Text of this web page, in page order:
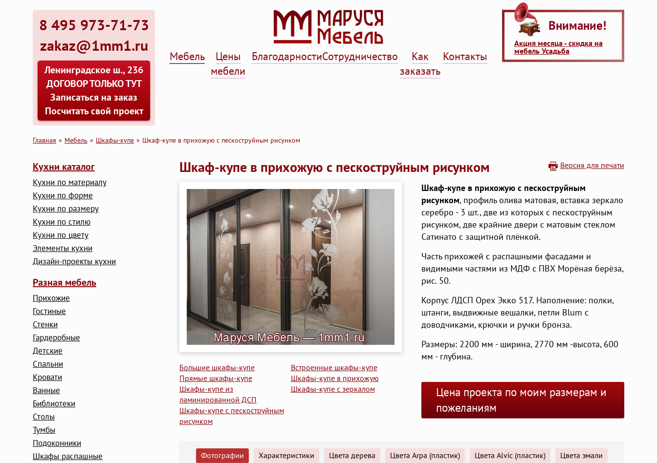
8 495 973-71-73
zakaz@1mm1.ru
Ленинградское ш., 236
ДОГОВОР ТОЛЬКО ТУТ
Записаться на заказ
Посчитать свой проект
Мебель
Цены
мебели
БлагодарностиСотрудничество
Как
заказать
Контакты
Внимание!
Акция месяца - скидка на
мебель Усадьба
Главная Мебель Шкафы-купе Шкаф-купе в прихожую с пескоструйным рисунком
Кухни каталог
Кухни по материалу
Кухни по форме
Кухни по размеру
Кухни по стилю
Кухни по цвету
Элементы кухни
Дизайн-проекты кухни
Разная мебель
Прихожие
Гостиные
Стенки
Гардеробные
Детские
Cпальни
Кровати
Ванные
Библиотеки
Столы
Тумбы
Подоконники
Шкафы распашные
Версия для печати
Шкаф-купе в прихожую с пескоструйным рисунком
Большие шкафы-купе
Встроенные шкафы-купе
Прямые шкафы-купе
Шкафы-купе в прихожую
Шкафы-купе из
ламинированной ДСП
Шкафы-купе с зеркалом
Шкафы-купе с пескоструйным
рисунком
Шкаф-купе в прихожую с пескоструйным
рисунком, профиль олива матовая, вставка зеркало
серебро - 3 шт., две из которых с пескоструйным
рисунком, две крайние двери с матовым стеклом
Сатинато с защитной плёнкой.
Часть прихожей с распашными фасадами и
видимыми частями из МДФ с ПВХ Морёная берёза,
рис. 50.
Корпус ЛДСП Орех Экко 517. Наполнение: полки,
штанги, выдвижные вешалки, петли Blum с
доводчиками, крючки и ручки бронза.
Размеры: 2200 мм - ширина, 2770 мм -высота, 600
мм - глубина.
Цена проекта по моим размерам и
пожеланиям
Фотографии Характеристики Цвета дерева Цвета Arpa (пластик) Цвета Alvic (пластик)
Цвета эмали